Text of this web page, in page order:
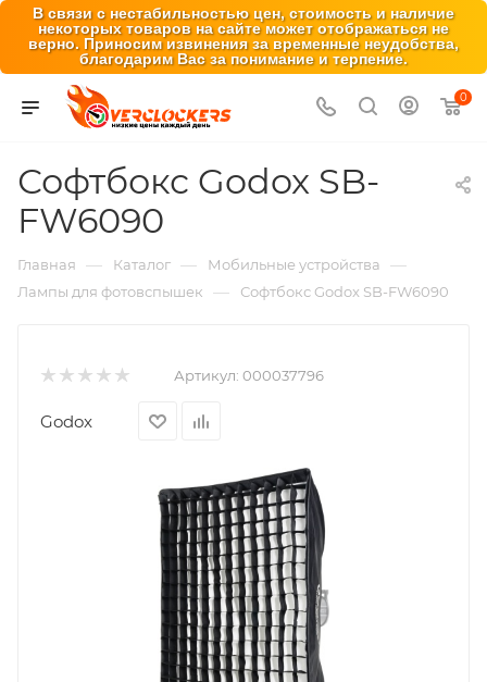
В связи с нестабильностью цен, стоимость и наличие
некоторых товаров на сайте может отображаться не
верно. Приносим извинения за временные неудобства,
благодарим Вас за понимание и терпение.
0
Софтбокс Godox SB-
FW6090
Главная — Каталог — Мобильные устройства —
Лампы для фотовспышек — Софтбокс Godox SB-FW6090
Артикул: 000037796
Godox